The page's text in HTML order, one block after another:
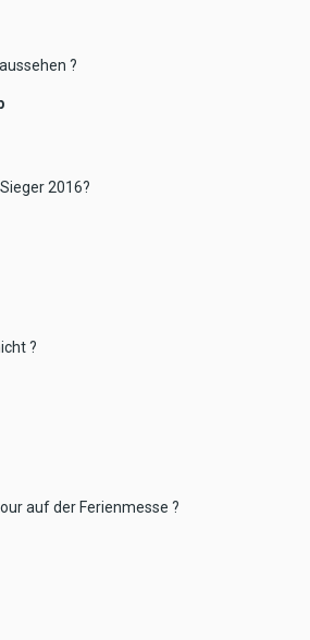
?
2016?
?
auf der Ferienmesse ?